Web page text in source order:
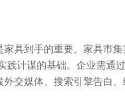
具到手的重要。家具市
践计谋的基础。企业需
交媒体、搜索引擎告白